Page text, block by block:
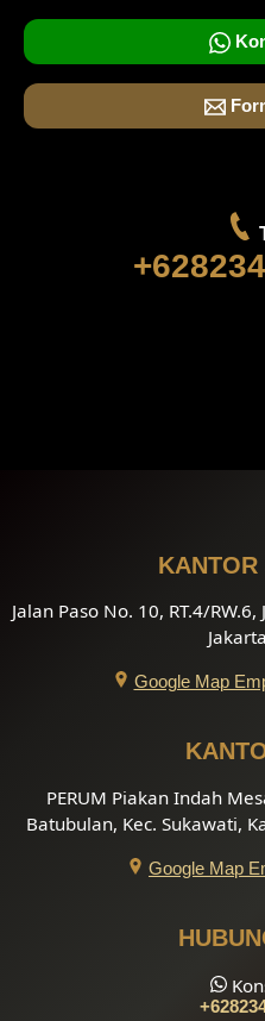
Jalan Paso No. 10, RT.4/
Google Map
PERUM Piakan Indah
Batubulan, Kec. Sukawati,
Google Map